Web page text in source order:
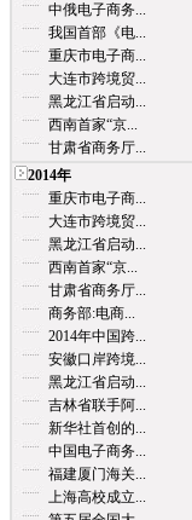
中俄电子商务...
我国首部《电...
重庆市电子商...
大连市跨境贸...
黑龙江省启动...
西南首家“京...
甘肃省商务厅...
2014年
重庆市电子商...
大连市跨境贸...
黑龙江省启动...
西南首家“京...
甘肃省商务厅...
商务部:电商...
2014年中国跨...
安徽口岸跨境...
黑龙江省启动...
吉林省联手阿...
新华社首创的...
中国电子商务...
福建厦门海关...
上海高校成立...